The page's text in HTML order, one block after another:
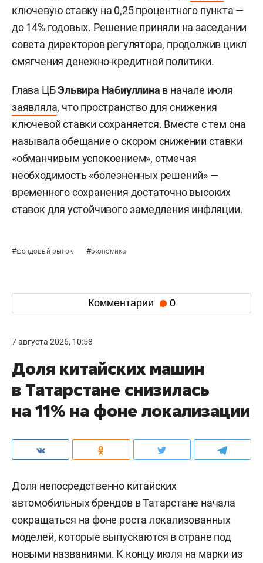
ключевую ставку на 0,25 процентного пункта —
до 14% годовых. Решение приняли на заседании
совета директоров регулятора, продолжив цикл
смягчения денежно-кредитной политики.
Глава ЦБЭльвира Набиуллина в начале июля
заявляла, что пространство для снижения
ключевой ставки сохраняется. Вместе с тем она
называла обещание о скором снижении ставки
«обманчивым успокоением», отмечая
необходимость «болезненных решений» —
временного сохранения достаточно высоких
ставок для устойчивого замедления инфляции.
#фондовый рынок #экономика
Комментарии 0
7 августа 2026, 10:58
Доля китайских машин
в Татарстане снизилась
на 11% на фоне локализации
Доля непосредственно китайских
автомобильных брендов в Татарстане начала
сокращаться на фоне роста локализованных
моделей, которые выпускаются в стране под
новыми названиями. К концу июля на марки из